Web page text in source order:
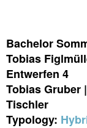
Bachelor
Tobias
Entwerfen 4
Tobias Gruber
Tischler
Typology: